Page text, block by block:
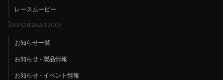
レースムービー
Information
お知らせ一覧
お知らせ - 製品情報
お知らせ - イベント情報